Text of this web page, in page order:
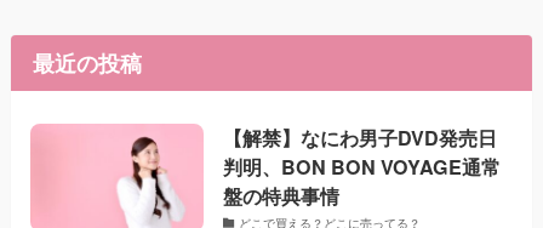
最近の投稿
【解禁】なにわ男子DVD発売日
判明、BON BON VOYAGE通常
盤の特典事情
どこで買える？どこに売ってる？